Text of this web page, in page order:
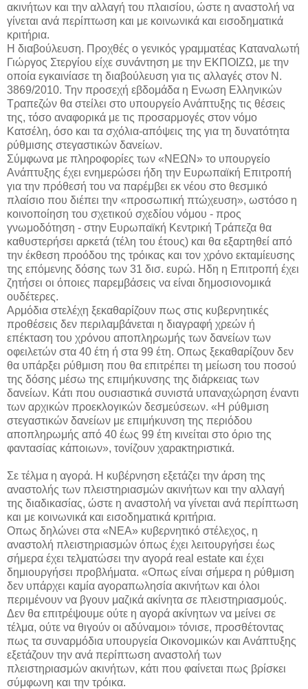
ακινήτων και την αλλαγή του πλαισίου, ώστε η αναστολή να
γίνεται ανά περίπτωση και με κοινωνικά και εισοδηματικά
κριτήρια.
Η διαβούλευση. Προχθές ο γενικός γραμματέας Καταναλωτή
Γιώργος Στεργίου είχε συνάντηση με την ΕΚΠΟΙΖΩ, με την
οποία εγκαινίασε τη διαβούλευση για τις αλλαγές στον Ν.
3869/2010. Την προσεχή εβδομάδα η Ενωση Ελληνικών
Τραπεζών θα στείλει στο υπουργείο Ανάπτυξης τις θέσεις
της, τόσο αναφορικά με τις προσαρμογές στον νόμο
Κατσέλη, όσο και τα σχόλια-απόψεις της για τη δυνατότητα
ρύθμισης στεγαστικών δανείων.
Σύμφωνα με πληροφορίες των «ΝΕΩΝ» το υπουργείο
Ανάπτυξης έχει ενημερώσει ήδη την Ευρωπαϊκή Επιτροπή
για την πρόθεσή του να παρέμβει εκ νέου στο θεσμικό
πλαίσιο που διέπει την «προσωπική πτώχευση», ωστόσο η
κοινοποίηση του σχετικού σχεδίου νόμου - προς
γνωμοδότηση - στην Ευρωπαϊκή Κεντρική Τράπεζα θα
καθυστερήσει αρκετά (τέλη του έτους) και θα εξαρτηθεί από
την έκθεση προόδου της τρόικας και τον χρόνο εκταμίευσης
της επόμενης δόσης των 31 δισ. ευρώ. Ηδη η Επιτροπή έχει
ζητήσει οι όποιες παρεμβάσεις να είναι δημοσιονομικά
ουδέτερες.
Αρμόδια στελέχη ξεκαθαρίζουν πως στις κυβερνητικές
προθέσεις δεν περιλαμβάνεται η διαγραφή χρεών ή
επέκταση του χρόνου αποπληρωμής των δανείων των
οφειλετών στα 40 έτη ή στα 99 έτη. Οπως ξεκαθαρίζουν δεν
θα υπάρξει ρύθμιση που θα επιτρέπει τη μείωση του ποσού
της δόσης μέσω της επιμήκυνσης της διάρκειας των
δανείων. Κάτι που ουσιαστικά συνιστά υπαναχώρηση έναντι
των αρχικών προεκλογικών δεσμεύσεων. «Η ρύθμιση
στεγαστικών δανείων με επιμήκυνση της περιόδου
αποπληρωμής από 40 έως 99 έτη κινείται στο όριο της
φαντασίας κάποιων», τονίζουν χαρακτηριστικά.
Σε τέλμα η αγορά. Η κυβέρνηση εξετάζει την άρση της
αναστολής των πλειστηριασμών ακινήτων και την αλλαγή
της διαδικασίας, ώστε η αναστολή να γίνεται ανά περίπτωση
και με κοινωνικά και εισοδηματικά κριτήρια.
Οπως δηλώνει στα «ΝΕΑ» κυβερνητικό στέλεχος, η
αναστολή πλειστηριασμών όπως έχει λειτουργήσει έως
σήμερα έχει τελματώσει την αγορά real estate και έχει
δημιουργήσει προβλήματα. «Οπως είναι σήμερα η ρύθμιση
δεν υπάρχει καμία αγοραπωλησία ακινήτων και όλοι
περιμένουν να βγουν μαζικά ακίνητα σε πλειστηριασμούς.
Δεν θα επιτρέψουμε ούτε η αγορά ακίνητων να μείνει σε
τέλμα, ούτε να θιγούν οι αδύναμοι» τόνισε, προσθέτοντας
πως τα συναρμόδια υπουργεία Οικονομικών και Ανάπτυξης
εξετάζουν την ανά περίπτωση αναστολή των
πλειστηριασμών ακινήτων, κάτι που φαίνεται πως βρίσκει
σύμφωνη και την τρόικα.